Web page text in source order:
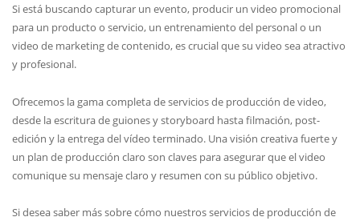
Si está buscando capturar un evento, producir un video promocional
para un producto o servicio, un entrenamiento del personal o un
video de marketing de contenido, es crucial que su video sea atractivo
y profesional.
Ofrecemos la gama completa de servicios de producción de video,
desde la escritura de guiones y storyboard hasta filmación, post-
edición y la entrega del vídeo terminado. Una visión creativa fuerte y
un plan de producción claro son claves para asegurar que el video
comunique su mensaje claro y resumen con su público objetivo.
Si desea saber más sobre cómo nuestros servicios de producción de